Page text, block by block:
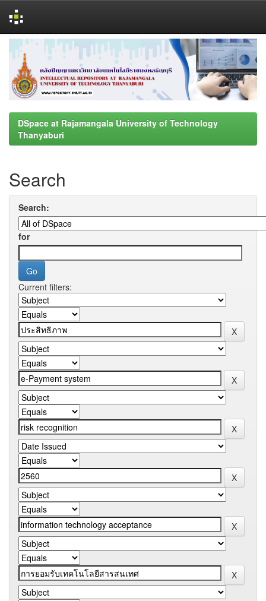
navigation
DSpace at Rajamangala University of Technology
Thanyaburi
Search
Search:
for
Current filters: